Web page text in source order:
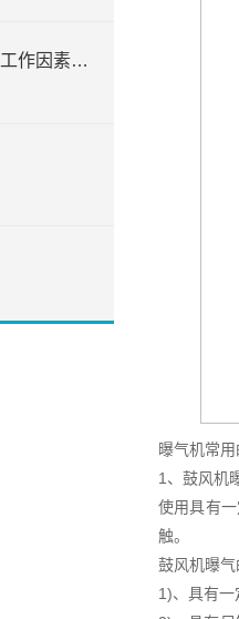
影响螺旋输送机的正常工作因素分析
曝气机常
1、鼓风机
使用具有
触。
鼓风机曝
1)、具有